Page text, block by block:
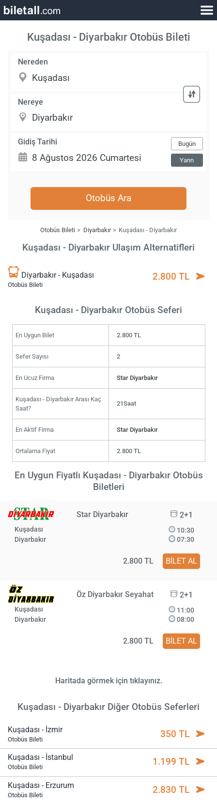
Kuşadası - Diyarbakır Otobüs Bileti
Nereden
Nereye
Gidiş Tarihi Bugün
Yarın
Otobüs Ara
Otobüs Bileti Diyarbakır Kuşadası - Diyarbakır
Kuşadası - Diyarbakır Ulaşım Alternatifleri
Diyarbakır - Kuşadası
Otobüs Bileti
2.800 TL
Kuşadası - Diyarbakır Otobüs Seferi
En Uygun Bilet 2.800 TL
Sefer Sayısı 2
En Ucuz Firma Star Diyarbakır
Kuşadası - Diyarbakır Arası Kaç
Saat?
21Saat
En Aktif Firma Star Diyarbakır
Ortalama Fiyat 2.800 TL
En Uygun Fiyatlı Kuşadası - Diyarbakır Otobüs
Biletleri
Star Diyarbakır 2+1
Kuşadası
Diyarbakır
10:30
07:30
2.800 TL BİLET AL
Öz Diyarbakır Seyahat 2+1
Kuşadası
Diyarbakır
11:00
08:00
2.800 TL BİLET AL
Haritada görmek için tıklayınız.
Kuşadası - Diyarbakır Diğer Otobüs Seferleri
Kuşadası - İzmir
Otobüs Bileti 350 TL
Kuşadası - İstanbul
Otobüs Bileti 1.199 TL
Kuşadası - Erzurum
Otobüs Bileti 2.830 TL